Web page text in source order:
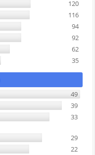
120
116
94
92
62
35
49
39
33
29
22